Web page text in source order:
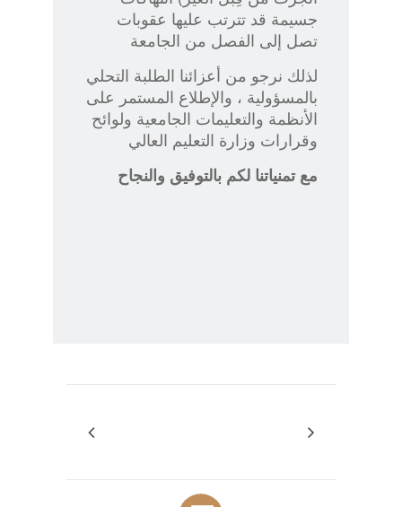
جسيمة قد تترتب عليها عقوبات
تصل إلى الفصل من الجامعة
لذلك نرجو من أعزائنا الطلبة التحلي
بالمسؤولية ، والإطلاع المستمر على
الأنظمة والتعليمات الجامعية ولوائح
وقرارات وزارة التعليم العالي
مع تمنياتنا لكم بالتوفيق والنجاح